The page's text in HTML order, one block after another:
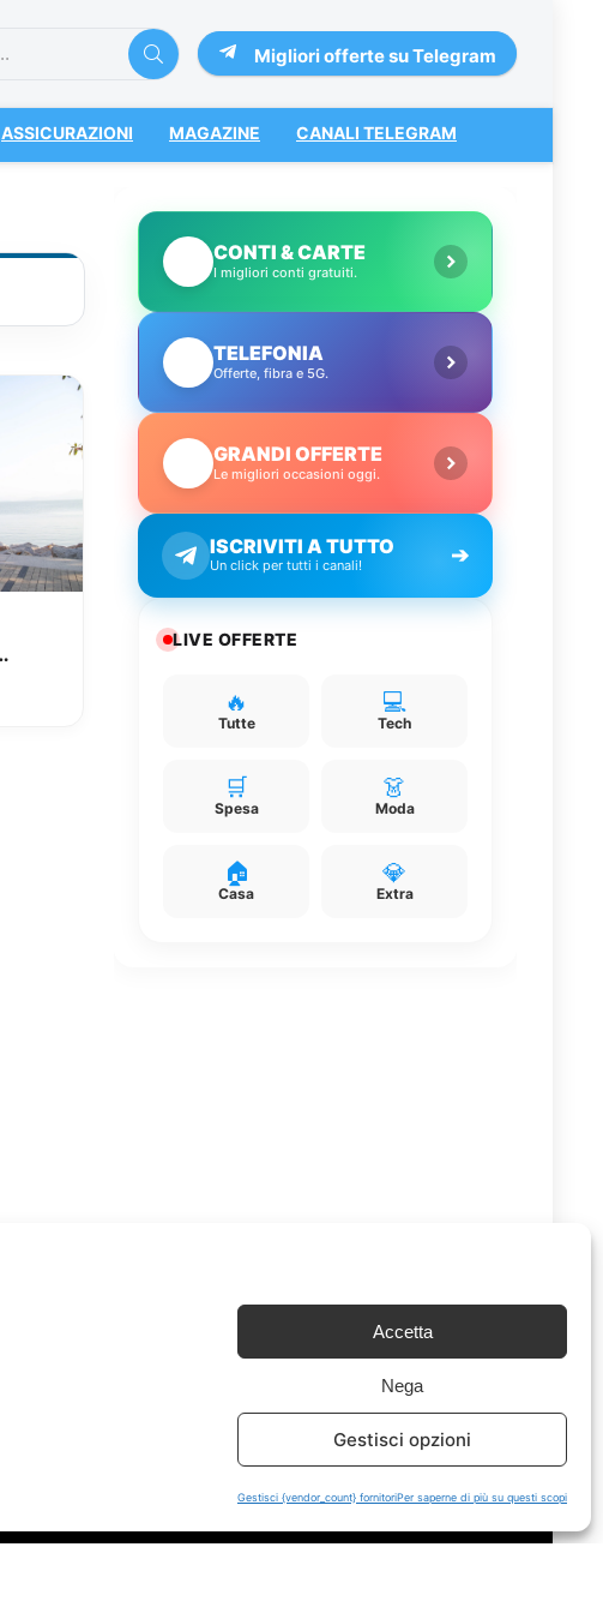
Gestisci {vendor_count} fornitoriPer saperne di più su questi scopi
Accetta
Nega
Gestisci opzioni
Migliori offerte su Telegram
ASSICURAZIONI MAGAZINE CANALI TELEGRAM
CONTI & CARTE
I migliori conti gratuiti.
TELEFONIA
Offerte, fibra e 5G.
GRANDI OFFERTE
Le migliori occasioni oggi.
ISCRIVITI A TUTTO
Un click per tutti i canali! ➔
LIVE OFFERTE
🔥
Tutte
💻
Tech
🛒
Spesa
👗
Moda
🏠
Casa
💎
Extra